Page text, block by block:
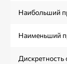
Наибольший
Наименьший
Дискретность